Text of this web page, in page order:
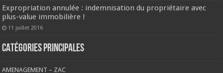
Expropriation annulée : indemnisation du propriétaire avec
plus-value immobilière !
11 juillet 2016
CATÉGORIES PRINCIPALES
AMENAGEMENT – ZAC